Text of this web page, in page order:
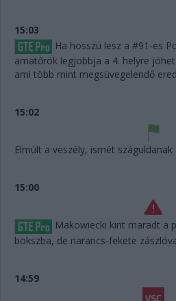
15:03
Ha hosszú lesz a #91-es
amatőrök legjobbja a 4. helyre
ami több mint megsüvegelendő
15:02
Elmúlt a veszély, ismét
15:00
Makowiecki kint maradt a
bokszba, de narancs-fekete
14:59